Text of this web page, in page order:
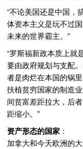
“不论美国还是中国，
体资本主义是玩不过
未来的世界霸主。”
“罗斯福新政本质上就
要由政府规划与支配
者是肉烂在本国的锅
扶植贫穷国家的制造
间贫富差距拉大，后
距缩小。”
资产形态的国家 ：
加拿大和今天欧洲的